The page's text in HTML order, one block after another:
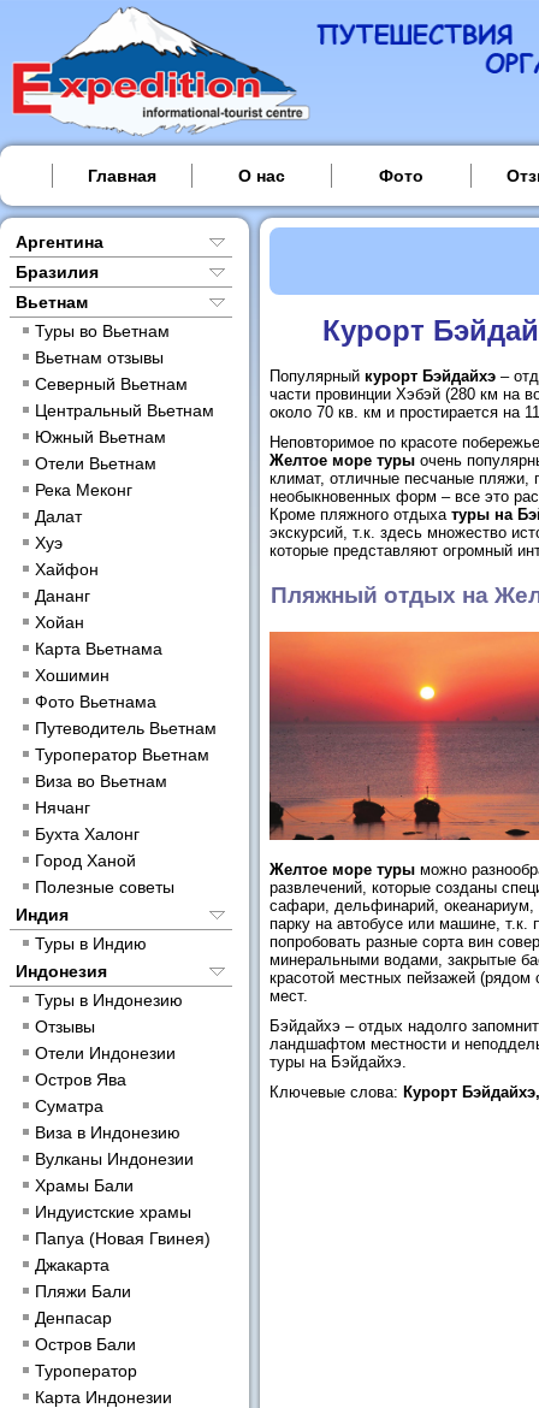
Главная О нас Фото
Аргентина
Бразилия
Вьетнам
Туры во Вьетнам
Вьетнам отзывы
Северный Вьетнам
Центральный Вьетнам
Южный Вьетнам
Отели Вьетнам
Река Меконг
Далат
Хуэ
Хайфон
Дананг
Хойан
Карта Вьетнама
Хошимин
Фото Вьетнама
Путеводитель Вьетнам
Туроператор Вьетнам
Виза во Вьетнам
Нячанг
Бухта Халонг
Город Ханой
Полезные советы
Индия
Туры в Индию
Индонезия
Туры в Индонезию
Отзывы
Отели Индонезии
Остров Ява
Суматра
Виза в Индонезию
Вулканы Индонезии
Храмы Бали
Индуистские храмы
Папуа (Новая Гвинея)
Джакарта
Пляжи Бали
Денпасар
Остров Бали
Туроператор
Карта Индонезии
Курорт
Популярный курорт Бэйдайхэ –
части провинции Хэбэй (280 км на
около 70 кв. км и простирается на
Неповторимое по красоте
Желтое море туры очень
климат, отличные песчаные пляжи,
необыкновенных форм – все это
Кроме пляжного отдыха туры на
экскурсий, т.к. здесь множество
которые представляют огромный
Пляжный отдых на
Желтое море туры можно
развлечений, которые созданы
сафари, дельфинарий, океанариум,
парку на автобусе или машине, т.к.
попробовать разные сорта вин
минеральными водами, закрытые
красотой местных пейзажей
мест.
Бэйдайхэ – отдых надолго
ландшафтом местности и
туры на Бэйдайхэ.
Ключевые слова: Курорт